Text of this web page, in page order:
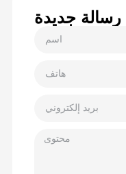
رسالة جديدة